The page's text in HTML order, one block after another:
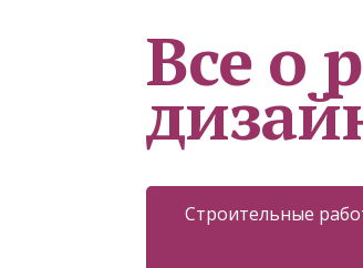
Все о
Строительные